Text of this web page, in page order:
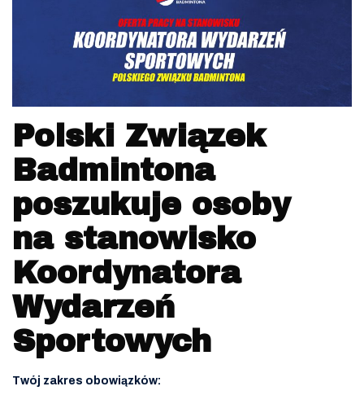
Polski Związek
Badmintona
poszukuje osoby
na stanowisko
Koordynatora
Wydarzeń
Sportowych
Twój zakres obowiązków: